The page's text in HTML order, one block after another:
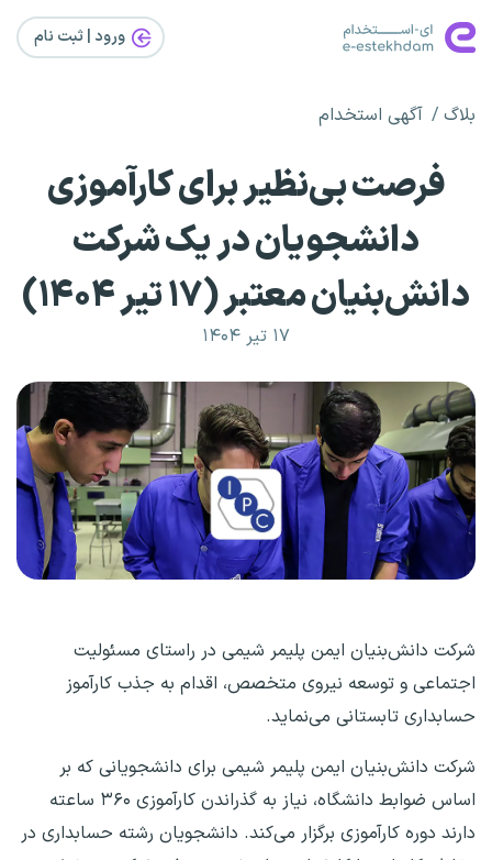
ورود | ثبت‌ نام
بلاگ آگهی استخدام
فرصت بی‌نظیر برای کارآموزی
دانشجویان در یک شرکت
دانش‌بنیان معتبر (۱۷ تیر ۱۴۰۴)
۱۷ تیر ۱۴۰۴
شرکت دانش‌بنیان ایمن پلیمر شیمی در راستای مسئولیت
اجتماعی و توسعه نیروی متخصص، اقدام به جذب کارآموز
حسابداری تابستانی می‌نماید.
شرکت دانش‌بنیان ایمن پلیمر شیمی برای دانشجویانی که بر
اساس ضوابط دانشگاه، نیاز به گذراندن کارآموزی ۳۶۰ ساعته
دارند دوره کارآموزی برگزار می‌کند. دانشجویان رشته حسابداری در